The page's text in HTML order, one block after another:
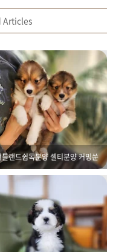
Articles
틀랜드쉽독분양 셀티분양 커밍쑨